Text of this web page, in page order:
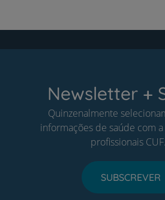
Newsletter +
Quinzenalmente
informações de saúde com
profissionais CUF.
SUBSCREVER